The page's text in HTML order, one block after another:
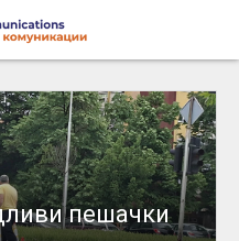
пешачки